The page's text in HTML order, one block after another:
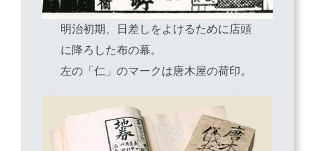
明治初期、日差しをよけるために店頭
に降ろした布の幕。
左の「仁」のマークは唐木屋の荷印。